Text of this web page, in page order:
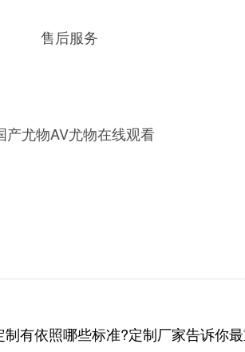
售后服务
产尤物AV尤物在线观看
制有依照哪些标准?定制厂家告诉你